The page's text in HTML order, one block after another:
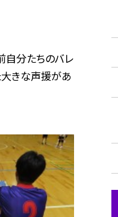
自分たちのバレ
きな声援があ